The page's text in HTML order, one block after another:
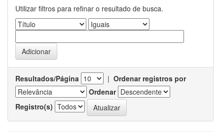
Utilizar filtros para refinar o resultado de busca.
Resultados/Página | Ordenar registros por
Ordenar
Registro(s)